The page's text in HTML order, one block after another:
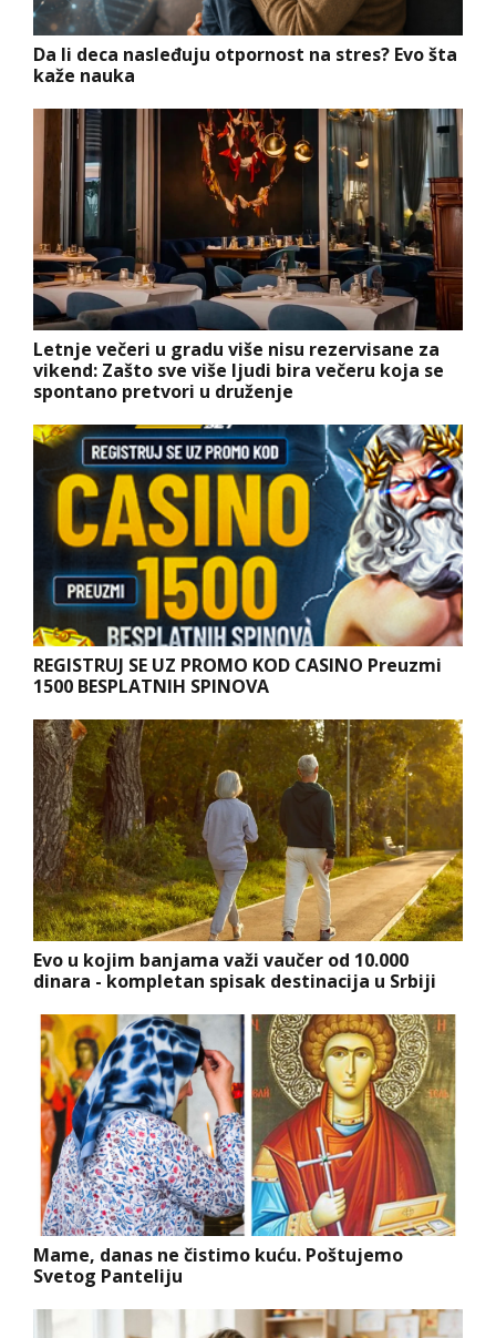
Da li deca nasleđuju otpornost na stres? Evo šta
kaže nauka
Letnje večeri u gradu više nisu rezervisane za
vikend: Zašto sve više ljudi bira večeru koja se
spontano pretvori u druženje
REGISTRUJ SE UZ PROMO KOD CASINO Preuzmi
1500 BESPLATNIH SPINOVA
Evo u kojim banjama važi vaučer od 10.000
dinara - kompletan spisak destinacija u Srbiji
Mame, danas ne čistimo kuću. Poštujemo
Svetog Panteliju